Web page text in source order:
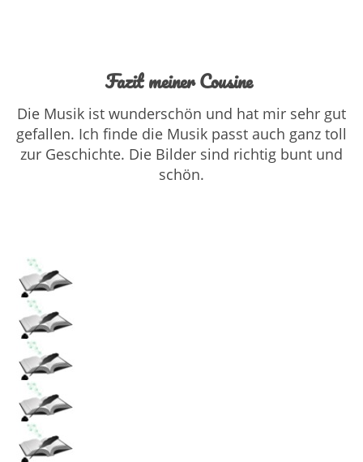
Fazit meiner Cousine
Die Musik ist wunderschön und hat mir sehr gut
gefallen. Ich finde die Musik passt auch ganz toll
zur Geschichte. Die Bilder sind richtig bunt und
schön.